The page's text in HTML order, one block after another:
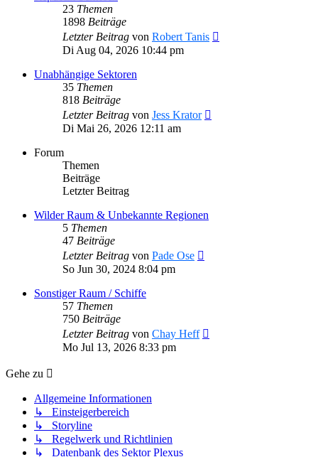
23 Themen
1898 Beiträge
Letzter Beitrag von Robert Tanis
Di Aug 04, 2026 10:44 pm
Unabhängige Sektoren
35 Themen
818 Beiträge
Letzter Beitrag von Jess Krator
Di Mai 26, 2026 12:11 am
Forum
Themen
Beiträge
Letzter Beitrag
Wilder Raum & Unbekannte Regionen
5 Themen
47 Beiträge
Letzter Beitrag von Pade Ose
So Jun 30, 2024 8:04 pm
Sonstiger Raum / Schiffe
57 Themen
750 Beiträge
Letzter Beitrag von Chay Heff
Mo Jul 13, 2026 8:33 pm
Gehe zu
Allgemeine Informationen
↳ Einsteigerbereich
↳ Storyline
↳ Regelwerk und Richtlinien
↳ Datenbank des Sektor Plexus